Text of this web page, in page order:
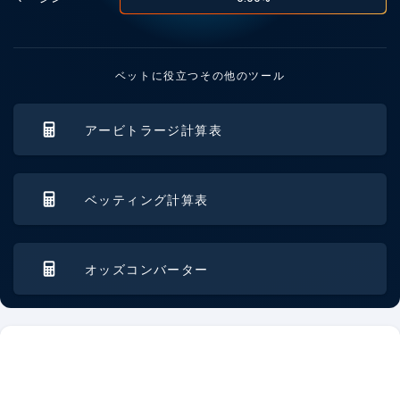
ベットに役立つその他のツール
アービトラージ計算表
ベッティング計算表
オッズコンバーター